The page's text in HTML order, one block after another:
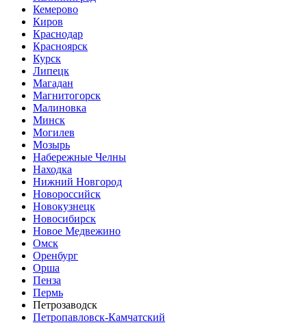
Кемерово
Киров
Краснодар
Красноярск
Курск
Липецк
Магадан
Магнитогорск
Малиновка
Минск
Могилев
Мозырь
Набережные Челны
Находка
Нижний Новгород
Новороссийск
Новокузнецк
Новосибирск
Новое Медвежино
Омск
Оренбург
Орша
Пенза
Пермь
Петрозаводск
Петропавловск-Камчатский